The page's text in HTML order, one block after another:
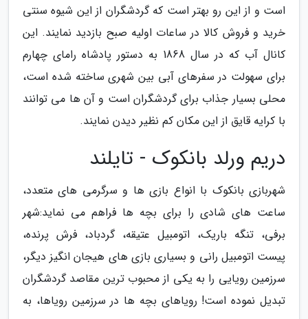
است و از این رو بهتر است که گردشگران از این شیوه سنتی
خرید و فروش کالا در ساعات اولیه صبح بازدید نمایند. این
کانال آب که در سال 1868 به دستور پادشاه رامای چهارم
برای سهولت در سفرهای آبی بین شهری ساخته شده است،
محلی بسیار جذاب برای گردشگران است و آن ها می توانند
با کرایه قایق از این مکان کم نظیر دیدن نمایند.
دریم ورلد بانکوک - تایلند
شهربازی بانکوک با انواع بازی ها و سرگرمی های متعدد،
ساعت های شادی را برای بچه ها فراهم می نماید:شهر
برفی، تنگه باریک، اتومبیل عتیقه، گردباد، فرش پرنده،
پیست اتومبیل رانی و بسیاری بازی های هیجان انگیز دیگر،
سرزمین رویایی را به یکی از محبوب ترین مقاصد گردشگران
تبدیل نموده است! رویاهای بچه ها در سرزمین رویاها، به